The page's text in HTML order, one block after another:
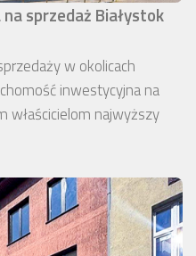
sprzedaż Białystok
w okolicach
inwestycyjna na
właścicielom najwyższy